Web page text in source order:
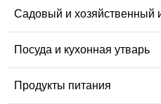
Садовый и хозяйственный
Посуда и кухонная утварь
Продукты питания